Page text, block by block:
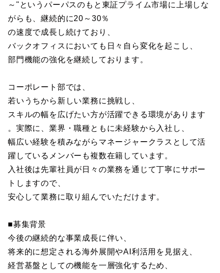
～"というパーパスのもと東証プライム市場に上場しな
がらも、継続的に20～30％
の速度で成長し続けており、
バックオフィスにおいても日々自ら変化を起こし、
部門機能の強化を継続しております。
コーポレート部では、
若いうちから新しい業務に挑戦し、
スキルの幅を広げたい方が活躍できる環境があります
。実際に、業界・職種ともに未経験から入社し、
幅広い経験を積みながらマネージャークラスとして活
躍しているメンバーも複数在籍しています。
入社後は先輩社員が日々の業務を通じて丁寧にサポー
トしますので、
安心して業務に取り組んでいただけます。
■募集背景
今後の継続的な事業成長に伴い、
将来的に想定される海外展開やAI利活用を見据え、
経営基盤としての機能を一層強化するため、